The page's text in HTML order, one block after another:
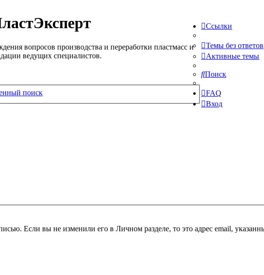
вопросов производства и переработки пластмасс и
ведущих специалистов.
поиск
Ссылки
Темы без ответов
Активные темы
Поиск
FAQ
Вход
Если вы не изменили его в Личном разделе, то это адрес email,